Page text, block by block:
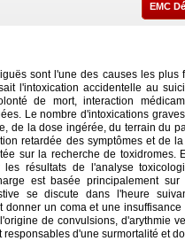
EMC
sont l'une des causes les
l'intoxication accidentelle au
de mort, interaction
Le nombre d'intoxications
de la dose ingérée, du terrain du
retardée des symptômes et de
sur la recherche de toxidromes.
résultats de l'analyse
est basée principalement sur
se discute dans l'heure
donner un coma et une
de convulsions, d'arythmie
d'une surmortalité et